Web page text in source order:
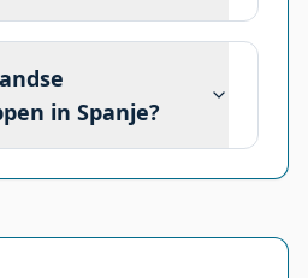
in Spanje?